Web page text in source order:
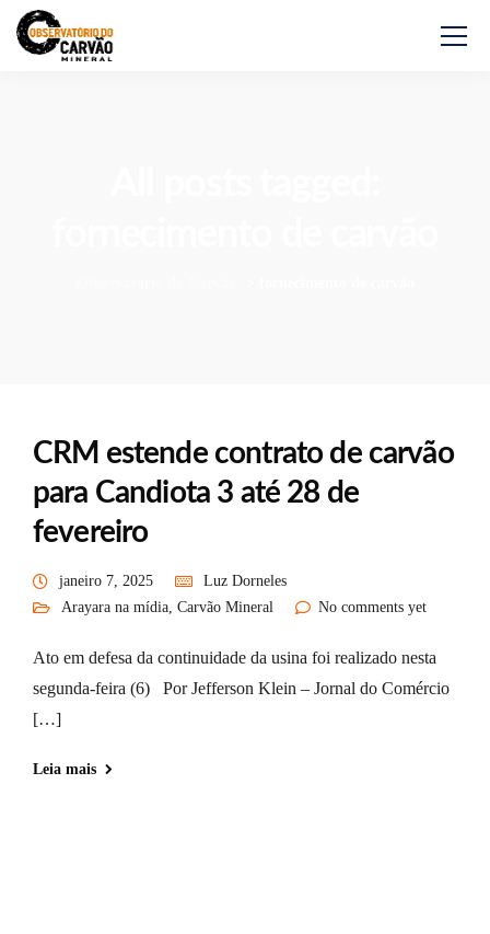
CRM estende contrato de carvão
para Candiota 3 até 28 de
fevereiro
janeiro 7, 2025
Luz Dorneles
Arayara na mídia, Carvão Mineral No comments yet
Ato em defesa da continuidade da usina foi realizado nesta
segunda-feira (6) Por Jefferson Klein – Jornal do Comércio
[…]
Leia mais